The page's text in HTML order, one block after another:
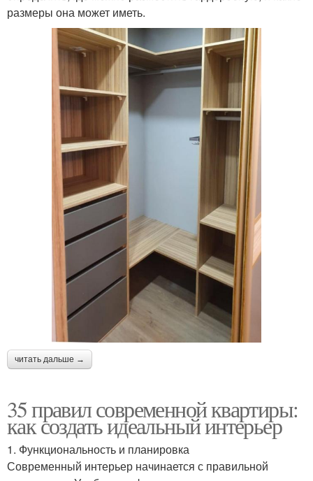
размеры она может иметь.
читать дальше →
35 правил современной квартиры:
как создать идеальный интерьер
1. Функциональность и планировка
Современный интерьер начинается с правильной